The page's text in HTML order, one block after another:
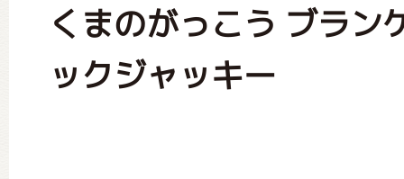
くまのがっこう ブラン
ックジャッキー
絵本・作家紹介